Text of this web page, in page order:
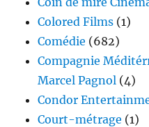
Colored Films (1)
Comédie (682)
Compagnie
Marcel Pagnol (4)
Condor
Court-métrage (1)